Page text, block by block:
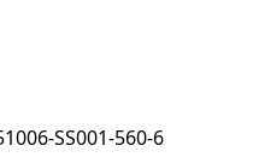
SS001-560-6